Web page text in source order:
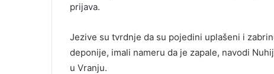
prijava.
Jezive su tvrdnje da su pojedini uplašeni i
deponije, imali nameru da je zapale, navodi
u Vranju.